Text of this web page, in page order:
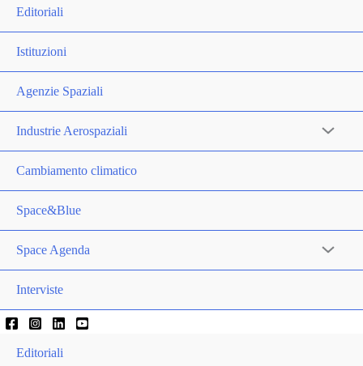
Editoriali
Istituzioni
Agenzie Spaziali
Industrie Aerospaziali
Cambiamento climatico
Space&Blue
Space Agenda
Interviste
Editoriali